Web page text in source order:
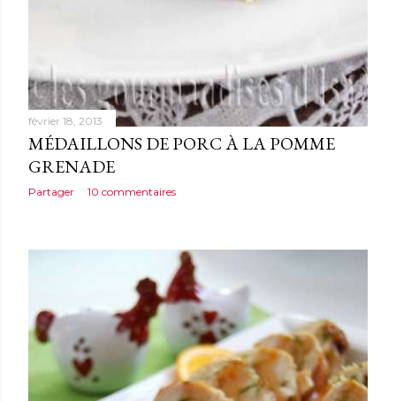
février 18, 2013
MÉDAILLONS DE PORC À LA POMME
GRENADE
Partager 10 commentaires